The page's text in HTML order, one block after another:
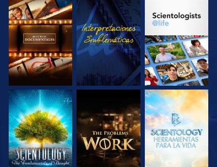
EXPLORA LAS
SERIES
VE
EXPLORA LAS
EXPLORA LAS
SERIES
EXPLORA LAS
SERIES
EXPLORA LAS
SERIES